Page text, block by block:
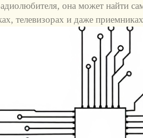
она может найти
телевизорах и даже